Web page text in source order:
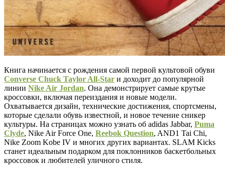
Книга начинается с рождения самой первой культовой обуви
Converse Chuck Taylor All-Star и доходит до популярной
линии Nike Air Jordan. Она демонстрирует самые крутые
кроссовки, включая переиздания и новые модели.
Охватывается дизайн, технические достижения, спортсмены,
которые сделали обувь известной, и новое течение сникер
культуры. На страницах можно узнать об adidas Jabbar, Puma
Clyde, Nike Air Force One, Reebok Question, AND1 Tai Chi,
Nike Zoom Kobe IV и многих других вариантах. SLAM Kicks
станет идеальным подарком для поклонников баскетбольных
кроссовок и любителей уличного стиля.